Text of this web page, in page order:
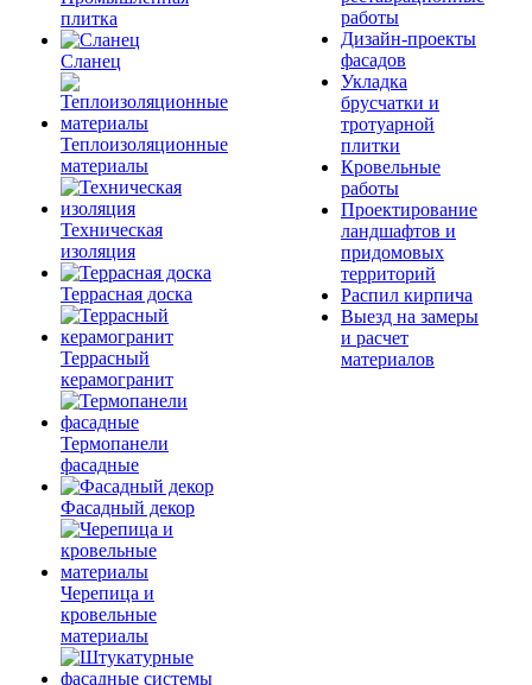
плитка
Сланец
Теплоизоляционные
материалы
Техническая
изоляция
Террасная доска
Террасный
керамогранит
Термопанели
фасадные
Фасадный декор
Черепица и
кровельные
материалы
работы
Дизайн-проекты
фасадов
Укладка
брусчатки и
тротуарной
плитки
Кровельные
работы
Проектирование
ландшафтов и
придомовых
территорий
Распил кирпича
Выезд на замеры
и расчет
материалов